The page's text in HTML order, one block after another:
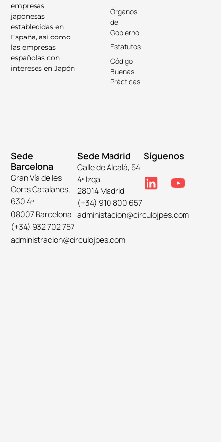
empresas
japonesas
establecidas en
España, así como
las empresas
españolas con
intereses en Japón
Órganos
de
Gobierno
Estatutos
Código
Buenas
Prácticas
Sede
Barcelona
Gran Vía de les
Corts Catalanes,
630 4º
08007 Barcelona
(+34) 932 702 757
administracion@circulojpes.com
Sede Madrid
Calle de Alcalá, 54
4º Izqa.
28014 Madrid
(+34) 910 800 657
administacion@circulojpes.com
Síguenos